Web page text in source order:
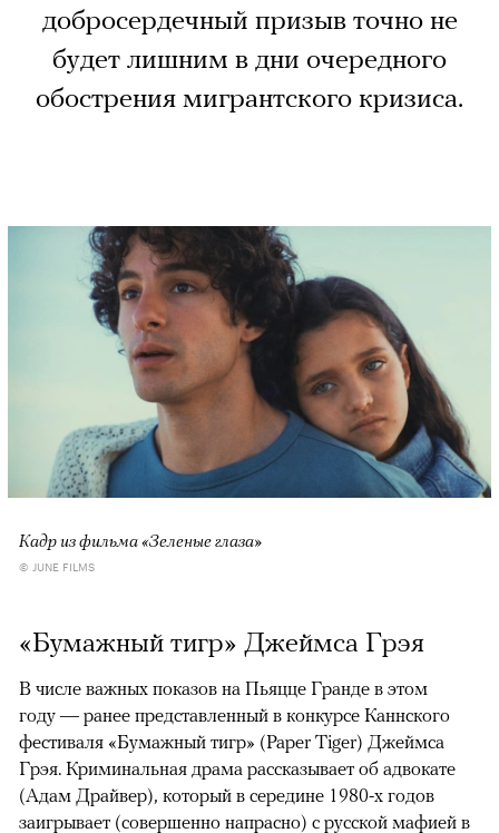
добросердечный призыв точно не
будет лишним в дни очередного
обострения мигрантского кризиса.
Кадр из фильма «Зеленые глаза»
© JUNE FILMS
«Бумажный тигр» Джеймса Грэя
В числе важных показов на Пьяцце Гранде в этом
году — ранее представленный в конкурсе Каннского
фестиваля «Бумажный тигр» (Paper Tiger) Джеймса
Грэя. Криминальная драма рассказывает об адвокате
(Адам Драйвер), который в середине 1980-х годов
заигрывает (совершенно напрасно) с русской мафией в